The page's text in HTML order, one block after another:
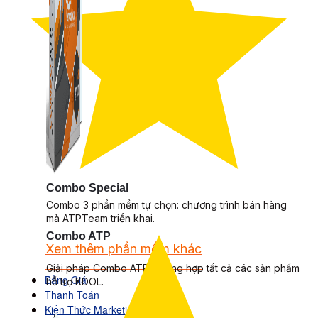
Combo Special
Combo 3 phần mềm tự chọn: chương trình bán hàng
mà ATPTeam triển khai.
Xem thêm phần mềm khác
Xem thêm phần mềm khác
Bảng Giá
Thanh Toán
Kiến Thức Marketing
Combo ATP
Giải pháp Combo ATP là tổng hợp tất cả các sản phẩm
hỗ trợ KDOL.